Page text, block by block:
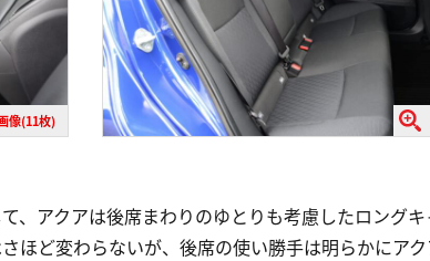
像(11枚)
、アクアは後席まわりのゆとりも考慮したロング
ほど変わらないが、後席の使い勝手は明らかにアク